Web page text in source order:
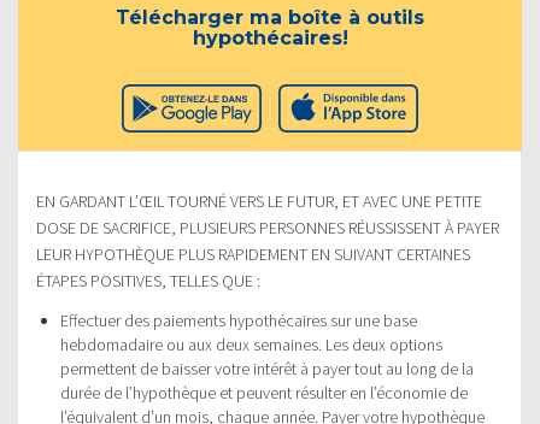
Télécharger ma boîte à outils
hypothécaires!
EN GARDANT L’ŒIL TOURNÉ VERS LE FUTUR, ET AVEC UNE PETITE
DOSE DE SACRIFICE, PLUSIEURS PERSONNES RÉUSSISSENT À PAYER
LEUR HYPOTHÈQUE PLUS RAPIDEMENT EN SUIVANT CERTAINES
ÉTAPES POSITIVES, TELLES QUE :
Effectuer des paiements hypothécaires sur une base
hebdomadaire ou aux deux semaines. Les deux options
permettent de baisser votre intérêt à payer tout au long de la
durée de l’hypothèque et peuvent résulter en l’économie de
l’équivalent d’un mois, chaque année. Payer votre hypothèque